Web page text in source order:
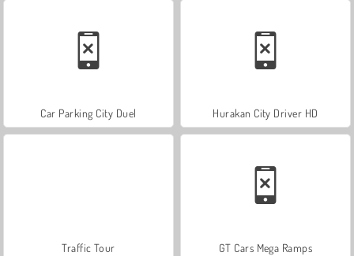
Car Parking City Duel Hurakan City Driver HD
Traffic Tour GT Cars Mega Ramps